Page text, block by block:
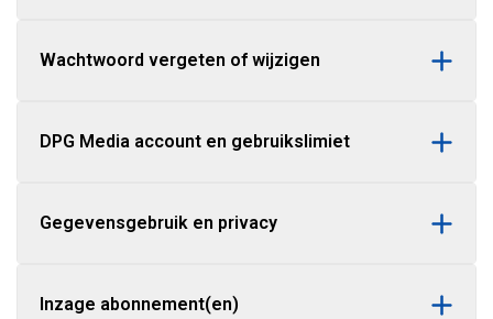
Wachtwoord vergeten of wijzigen
DPG Media account en gebruikslimiet
Gegevensgebruik en privacy
Inzage abonnement(en)